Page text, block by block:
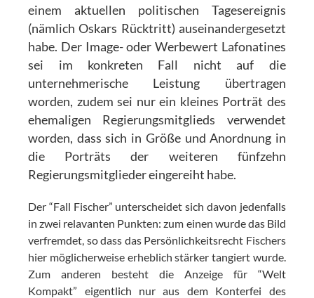
einem aktuellen politischen Tagesereignis
(nämlich Oskars Rücktritt) auseinandergesetzt
habe. Der Image- oder Werbewert Lafonatines
sei im konkreten Fall nicht auf die
unternehmerische Leistung übertragen
worden, zudem sei nur ein kleines Porträt des
ehemaligen Regierungsmitglieds verwendet
worden, dass sich in Größe und Anordnung in
die Porträts der weiteren fünfzehn
Regierungsmitglieder eingereiht habe.
Der “Fall Fischer” unterscheidet sich davon jedenfalls
in zwei relavanten Punkten: zum einen wurde das Bild
verfremdet, so dass das Persönlichkeitsrecht Fischers
hier möglicherweise erheblich stärker tangiert wurde.
Zum anderen besteht die Anzeige für “Welt
Kompakt” eigentlich nur aus dem Konterfei des